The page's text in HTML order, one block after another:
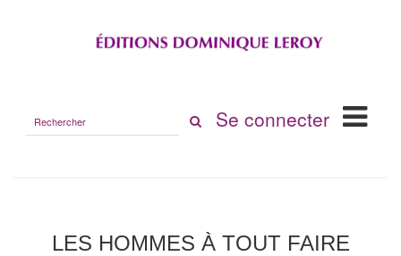
le
Se connecter
LES HOMMES À TOUT FAIRE